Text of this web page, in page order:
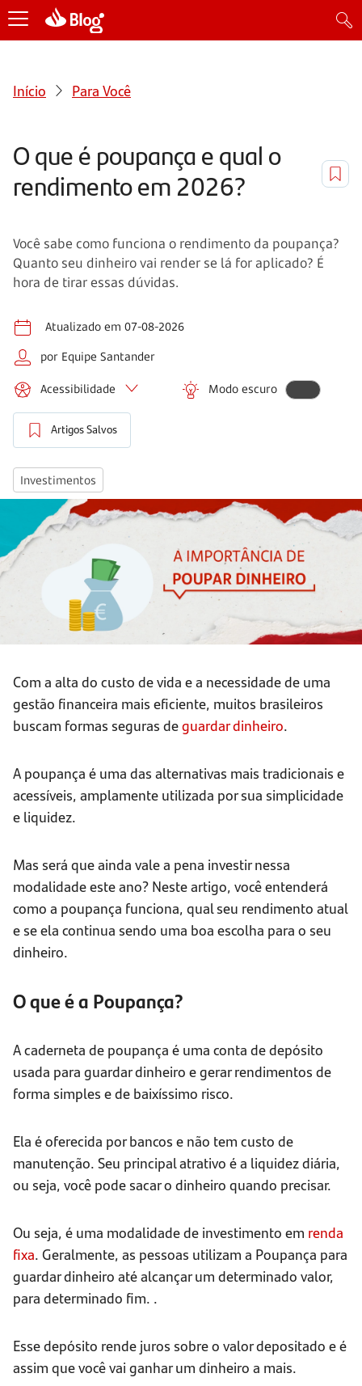
Início Para Você
O que é poupança e qual o
rendimento em 2026?
Você sabe como funciona o rendimento da poupança?
Quanto seu dinheiro vai render se lá for aplicado? É
hora de tirar essas dúvidas.
Atualizado em 07-08-2026
por Equipe Santander
Acessibilidade Modo escuro
Artigos Salvos
Investimentos
Com a alta do custo de vida e a necessidade de uma
gestão financeira mais eficiente, muitos brasileiros
buscam formas seguras deguardar dinheiro.
A poupança é uma das alternativas mais tradicionais e
acessíveis, amplamente utilizada por sua simplicidade
e liquidez.
Mas será que ainda vale a pena investir nessa
modalidade este ano? Neste artigo, você entenderá
como a poupança funciona, qual seu rendimento atual
e se ela continua sendo uma boa escolha para o seu
dinheiro.
O que é a Poupança?
A caderneta de poupança é uma conta de depósito
usada para guardar dinheiro e gerar rendimentos de
forma simples e de baixíssimo risco.
Ela é oferecida por bancos e não tem custo de
manutenção. Seu principal atrativo é a liquidez diária,
ou seja, você pode sacar o dinheiro quando precisar.
Ou seja, é uma modalidade de investimento em renda
fixa. Geralmente, as pessoas utilizam a Poupança para
guardar dinheiro até alcançar um determinado valor,
para determinado fim. .
Esse depósito rende juros sobre o valor depositado e é
assim que você vai ganhar um dinheiro a mais.